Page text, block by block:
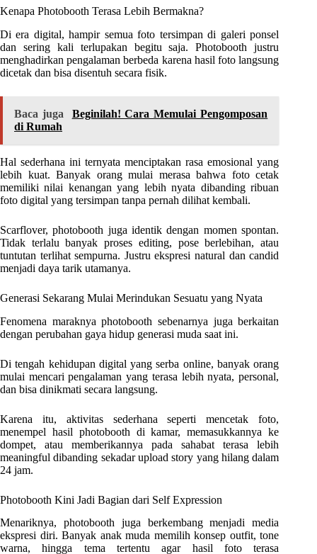
Kenapa Photobooth Terasa Lebih Bermakna?
Di era digital, hampir semua foto tersimpan di galeri ponsel
dan sering kali terlupakan begitu saja. Photobooth justru
menghadirkan pengalaman berbeda karena hasil foto langsung
dicetak dan bisa disentuh secara fisik.
Baca juga
Beginilah! Cara Memulai Pengomposan
di Rumah
Hal sederhana ini ternyata menciptakan rasa emosional yang
lebih kuat. Banyak orang mulai merasa bahwa foto cetak
memiliki nilai kenangan yang lebih nyata dibanding ribuan
foto digital yang tersimpan tanpa pernah dilihat kembali.
Scarflover, photobooth juga identik dengan momen spontan.
Tidak terlalu banyak proses editing, pose berlebihan, atau
tuntutan terlihat sempurna. Justru ekspresi natural dan candid
menjadi daya tarik utamanya.
Generasi Sekarang Mulai Merindukan Sesuatu yang Nyata
Fenomena maraknya photobooth sebenarnya juga berkaitan
dengan perubahan gaya hidup generasi muda saat ini.
Di tengah kehidupan digital yang serba online, banyak orang
mulai mencari pengalaman yang terasa lebih nyata, personal,
dan bisa dinikmati secara langsung.
Karena itu, aktivitas sederhana seperti mencetak foto,
menempel hasil photobooth di kamar, memasukkannya ke
dompet, atau memberikannya pada sahabat terasa lebih
meaningful dibanding sekadar upload story yang hilang dalam
24 jam.
Photobooth Kini Jadi Bagian dari Self Expression
Menariknya, photobooth juga berkembang menjadi media
ekspresi diri. Banyak anak muda memilih konsep outfit, tone
warna, hingga tema tertentu agar hasil foto terasa